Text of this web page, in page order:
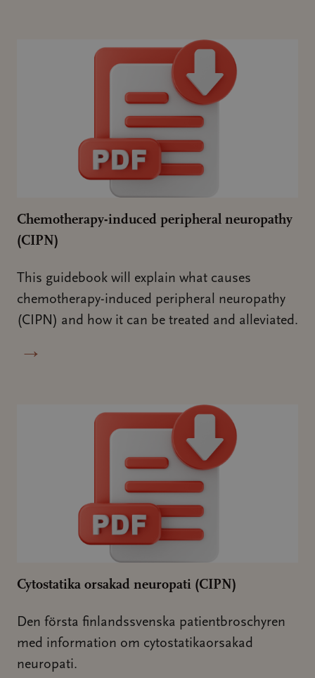
Chemotherapy-induced peripheral neuropathy
(CIPN)
This guidebook will explain what causes
chemotherapy-induced peripheral neuropathy
(CIPN) and how it can be treated and alleviated.
→
Cytostatika orsakad neuropati (CIPN)
Den första finlandssvenska patientbroschyren
med information om cytostatikaorsakad
neuropati.